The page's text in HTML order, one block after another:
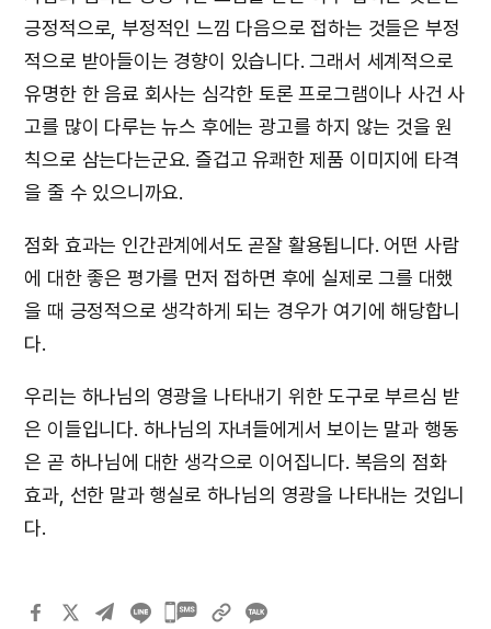
긍정적으로, 부정적인 느낌 다음으로 접하는 것들은 부정
적으로 받아들이는 경향이 있습니다. 그래서 세계적으로
유명한 한 음료 회사는 심각한 토론 프로그램이나 사건 사
고를 많이 다루는 뉴스 후에는 광고를 하지 않는 것을 원
칙으로 삼는다는군요. 즐겁고 유쾌한 제품 이미지에 타격
을 줄 수 있으니까요.
점화 효과는 인간관계에서도 곧잘 활용됩니다. 어떤 사람
에 대한 좋은 평가를 먼저 접하면 후에 실제로 그를 대했
을 때 긍정적으로 생각하게 되는 경우가 여기에 해당합니
다.
우리는 하나님의 영광을 나타내기 위한 도구로 부르심 받
은 이들입니다. 하나님의 자녀들에게서 보이는 말과 행동
은 곧 하나님에 대한 생각으로 이어집니다. 복음의 점화
효과, 선한 말과 행실로 하나님의 영광을 나타내는 것입니
다.
카카오톡